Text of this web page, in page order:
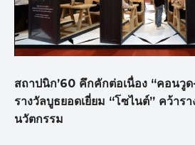
สถาปนิก’60 คึกคักต่อเนื่อง “คอนวู
รางวัลบูธยอดเยี่ยม “โซไนต์” คว้า
นวัตกรรม